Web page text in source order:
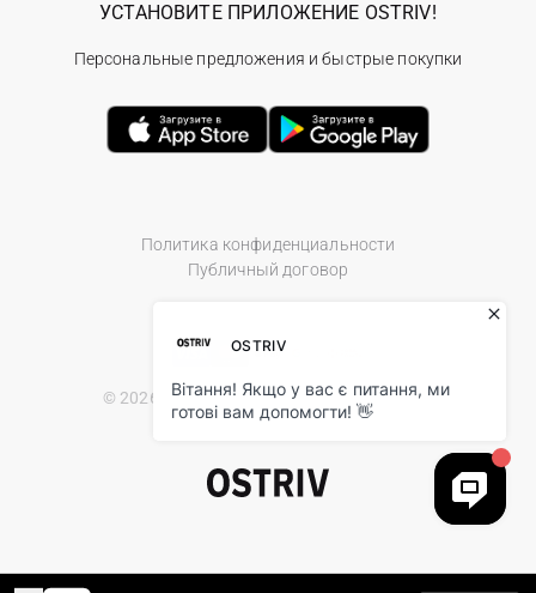
Политика конфиденциальности
Публичный договор
© 2026 Ostriv.ua Store. All Rights Reserved.
УСТАНОВИТЕ ПРИЛОЖЕНИЕ OSTRIV!
Персональные предложения и быстрые покупки